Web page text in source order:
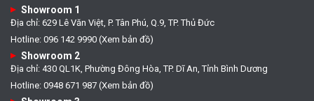
Showroom 1
Địa chỉ: 629 Lê Văn Việt, P. Tân Phú, Q.9, TP. Thủ Đức
Hotline: 096 142 9990 (Xem bản đồ)
Showroom 2
Địa chỉ: 430 QL1K, Phường Đông Hòa, TP. Dĩ An, Tỉnh Bình Dương
Hotline: 0948 671 987 (Xem bản đồ)